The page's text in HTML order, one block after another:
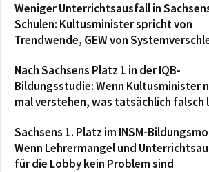
Weniger Unterrichtsausfall in
Schulen: Kultusminister spricht von
Trendwende, GEW von
Nach Sachsens Platz 1 in der IQB-
Bildungsstudie: Wenn Kultusminister
mal verstehen, was tatsächlich falsch
Sachsens 1. Platz im INSM-
Wenn Lehrermangel und
für die Lobby kein Problem sind